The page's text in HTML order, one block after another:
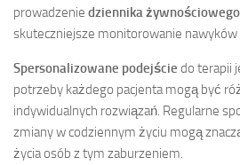
prowadzenie dziennika żywnościowego
skuteczniejsze monitorowanie nawyków
Spersonalizowane podejście do terapii
potrzeby każdego pacjenta mogą być
indywidualnych rozwiązań. Regularne
zmiany w codziennym życiu mogą
życia osób z tym zaburzeniem.